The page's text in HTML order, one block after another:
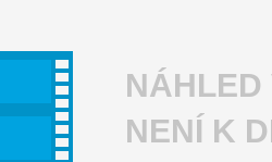
NÁHLED
NENÍ K